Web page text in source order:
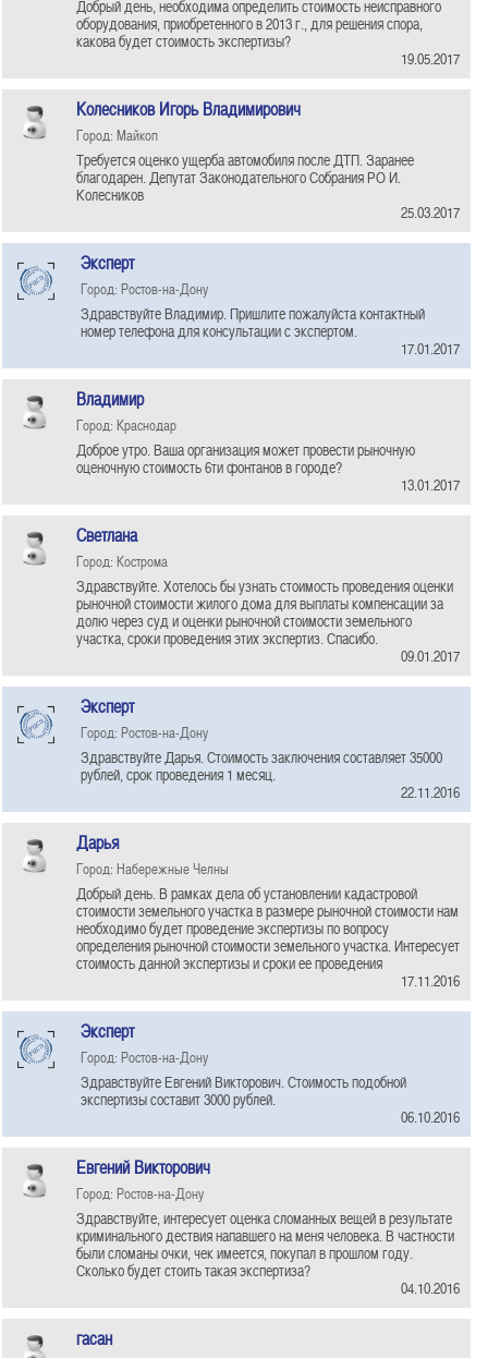
Добрый день, необходима определить стоимость неисправного
оборудования, приобретенного в 2013 г., для решения спора,
какова будет стоимость экспертизы?
19.05.2017
Колесников Игорь Владимирович
Город: Майкоп
Требуется оценко ущерба автомобиля после ДТП. Заранее
благодарен. Депутат Законодательного Собрания РО И.
Колесников
25.03.2017
Эксперт
Город: Ростов-на-Дону
Здравствуйте Владимир. Пришлите пожалуйста контактный
номер телефона для консультации с экспертом.
17.01.2017
Владимир
Город: Краснодар
Доброе утро. Ваша организация может провести рыночную
оценочную стоимость 6ти фонтанов в городе?
13.01.2017
Светлана
Город: Кострома
Здравствуйте. Хотелось бы узнать стоимость проведения оценки
рыночной стоимости жилого дома для выплаты компенсации за
долю через суд и оценки рыночной стоимости земельного
участка, сроки проведения этих экспертиз. Спасибо.
09.01.2017
Эксперт
Город: Ростов-на-Дону
Здравствуйте Дарья. Стоимость заключения составляет 35000
рублей, срок проведения 1 месяц.
22.11.2016
Дарья
Город: Набережные Челны
Добрый день. В рамках дела об установлении кадастровой
стоимости земельного участка в размере рыночной стоимости нам
необходимо будет проведение экспертизы по вопросу
определения рыночной стоимости земельного участка. Интересует
стоимость данной экспертизы и сроки ее проведения
17.11.2016
Эксперт
Город: Ростов-на-Дону
Здравствуйте Евгений Викторович. Стоимость подобной
экспертизы составит 3000 рублей.
06.10.2016
Евгений Викторович
Город: Ростов-на-Дону
Здравствуйте, интересует оценка сломанных вещей в результате
криминального дествия напавшего на меня человека. В частности
были сломаны очки, чек имеется, покупал в прошлом году.
Сколько будет стоить такая экспертиза?
04.10.2016
гасан